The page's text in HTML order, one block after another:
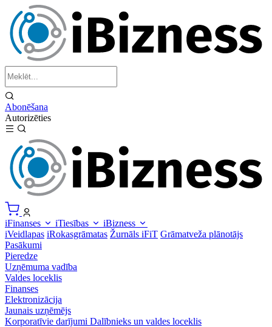
Abonēšana
Autorizēties
iFinanses iTiesības
iBizness
iVeidlapas iRokasgrāmatas Žurnāls iFiT Grāmatveža plānotājs
Pasākumi
Pieredze
Uzņēmuma vadība
Valdes loceklis
Finanses
Elektronizācija
Jaunais uzņēmējs
Korporatīvie darījumi Dalībnieks un valdes loceklis